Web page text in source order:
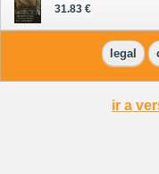
31.83 €
legal
ir a